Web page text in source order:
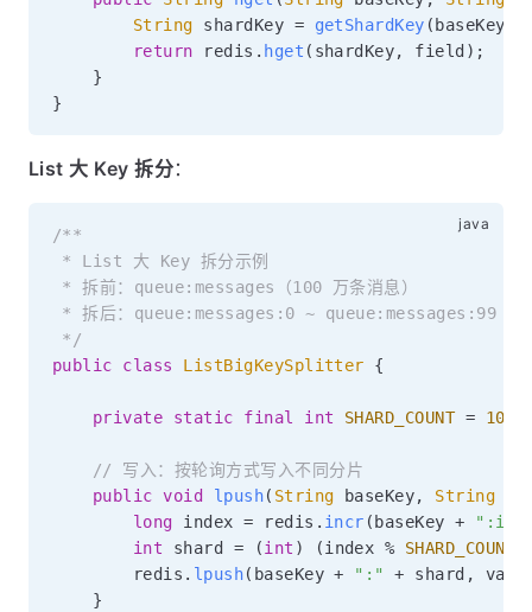
String shardKey = getShardKey ( baseKey
return redis . hget ( shardKey, field ) ;
}
}
List 大 Key 拆分：
/**
* List 大 Key 拆分示例
* 拆前：queue:messages（100 万条消息）
* 拆后：queue:messages:0 ~ queue:messages:99（
*/
public
class ListBigKeySplitter {
private static final int SHARD_COUNT = 100
// 写入：按轮询方式写入不同分片
public void lpush( String baseKey, String
long index = redis . incr ( baseKey +
int shard = (int ) (index % SHARD_COUNT
        redis
. lpush( baseKey + ":" + shard ,
}